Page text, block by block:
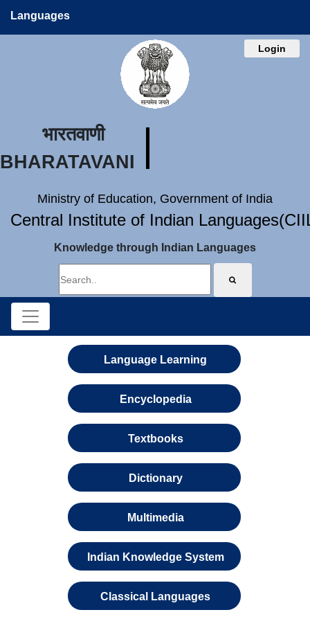
Languages
Login
भारतवाणी
BHARATAVANI
Ministry of Education, Government of India
Central Institute of Indian
Knowledge through Indian Languages
Language Learning
Encyclopedia
Textbooks
Dictionary
Multimedia
Indian Knowledge System
Classical Languages